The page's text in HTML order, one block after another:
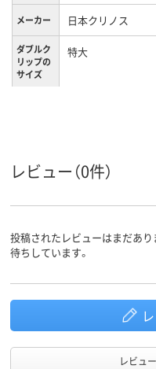
メーカー 日本クリノス
ダブルク
リップの
サイズ
特大
とじ枚数 160枚
材質 スチール
レビュー（0件）
投稿されたレビューはまだあ
待ちしています。
レビュ